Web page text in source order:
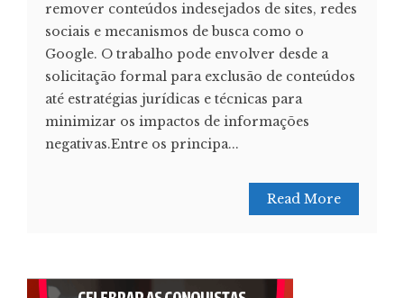
remover conteúdos indesejados de sites, redes
sociais e mecanismos de busca como o
Google. O trabalho pode envolver desde a
solicitação formal para exclusão de conteúdos
até estratégias jurídicas e técnicas para
minimizar os impactos de informações
negativas.Entre os principa...
Read More